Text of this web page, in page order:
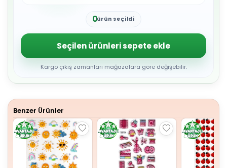
0
2
3
4
5
6
8
ürün seçildi
Seçilen ürünleri sepete ekle
Kargo çıkış zamanları mağazalara göre değişebilir.
Benzer Ürünler